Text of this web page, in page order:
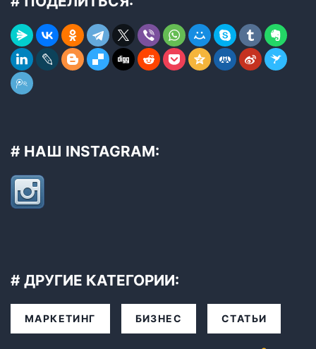
# НАШ INSTAGRAM:
# ДРУГИЕ КАТЕГОРИИ:
МАРКЕТИНГ БИЗНЕС СТАТЬИ